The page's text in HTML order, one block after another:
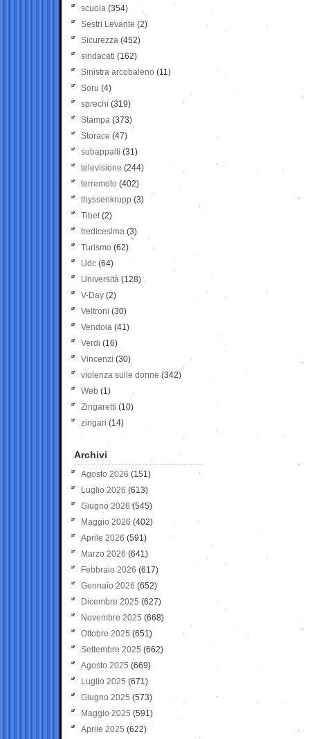
scuola (354)
Sestri Levante (2)
Sicurezza (452)
sindacati (162)
Sinistra arcobaleno (11)
Soru (4)
sprechi (319)
Stampa (373)
Storace (47)
subappalti (31)
televisione(244)
terremoto (402)
thyssenkrupp (3)
Tibet(2)
tredicesima (3)
Turismo (62)
Udc (64)
Università (128)
V-Day (2)
Veltroni (30)
Vendola (41)
Verdi (16)
Vincenzi (30)
violenza sulle donne (342)
Web (1)
Zingaretti (10)
zingari (14)
Archivi
Agosto 2026 (151)
Luglio 2026 (613)
Giugno 2026 (545)
Maggio 2026 (402)
Aprile 2026 (591)
Marzo 2026 (641)
Febbraio 2026 (617)
Gennaio 2026 (652)
Dicembre 2025 (627)
Novembre 2025 (668)
Ottobre 2025 (651)
Settembre 2025 (662)
Agosto 2025 (669)
Luglio 2025 (671)
Giugno 2025 (573)
Maggio 2025 (591)
Aprile 2025 (622)